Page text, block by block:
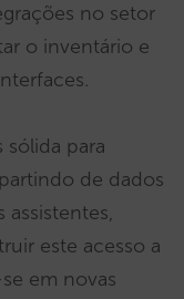
no setor
o inventário e
sólida para
de dados
assistentes,
este acesso a
em novas